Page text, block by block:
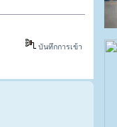
บันทึกการเข้า